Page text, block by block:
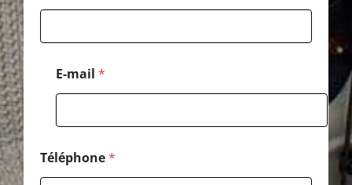
E-mail *
Téléphone*
s
a
l
o
e